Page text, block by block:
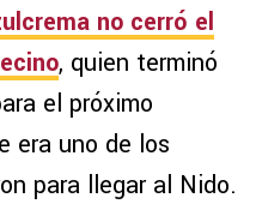
no cerró el
, quien terminó
el próximo
era uno de los
para llegar al Nido.